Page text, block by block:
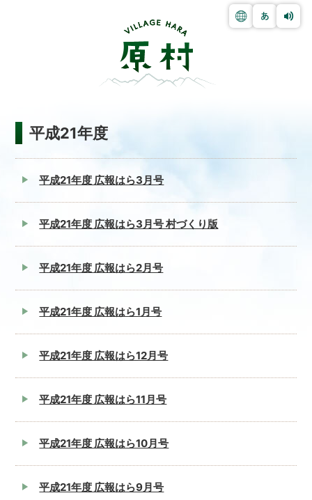
平成21年度
平成21年度 広報はら3月号
平成21年度 広報はら3月号 村づくり版
平成21年度 広報はら2月号
平成21年度 広報はら1月号
平成21年度 広報はら12月号
平成21年度 広報はら11月号
平成21年度 広報はら10月号
平成21年度 広報はら9月号